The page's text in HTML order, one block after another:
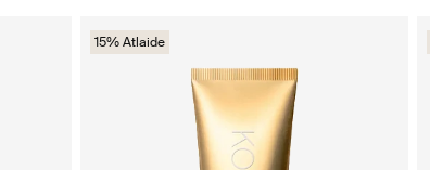
15% Atlaide